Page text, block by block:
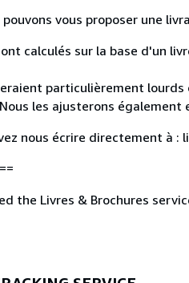
vous proposer une
calculés sur la base d'un
particulièrement
les ajusterons
nous écrire directement à :
the Livres & Brochures